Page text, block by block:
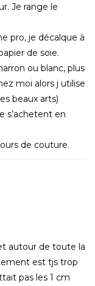
Je range le
pro, je décalque à
de soie.
ou blanc, plus
moi alors j utilise
beaux arts)
s’achetent en
de couture.
autour de toute la
est tjs trop
pas les 1 cm